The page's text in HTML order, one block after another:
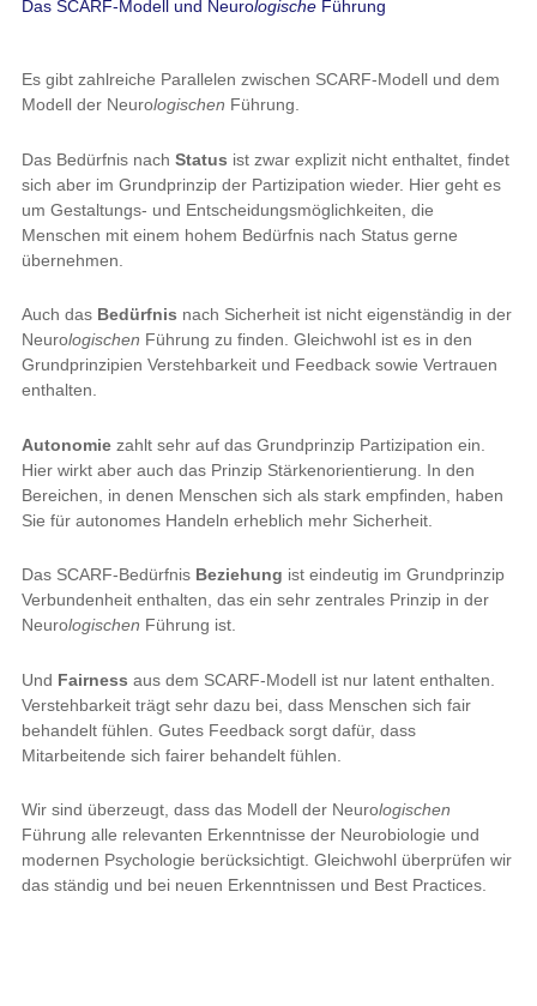
Das SCARF-Modell und NeurologischeFührung
Es gibt zahlreiche Parallelen zwischen SCARF-Modell und dem
Modell der Neurologischen Führung.
Das Bedürfnis nach Status ist zwar explizit nicht enthaltet, findet
sich aber im Grundprinzip der Partizipation wieder. Hier geht es
um Gestaltungs- und Entscheidungsmöglichkeiten, die
Menschen mit einem hohem Bedürfnis nach Status gerne
übernehmen.
Auch das Bedürfnis nach Sicherheit ist nicht eigenständig in der
Neurologischen Führung zu finden. Gleichwohl ist es in den
Grundprinzipien Verstehbarkeit und Feedback sowie Vertrauen
enthalten.
Autonomiezahlt sehr auf das Grundprinzip Partizipation ein.
Hier wirkt aber auch das Prinzip Stärkenorientierung. In den
Bereichen, in denen Menschen sich als stark empfinden, haben
Sie für autonomes Handeln erheblich mehr Sicherheit.
Das SCARF-Bedürfnis Beziehung ist eindeutig im Grundprinzip
Verbundenheit enthalten, das ein sehr zentrales Prinzip in der
Neurologischen Führung ist.
Und Fairness aus dem SCARF-Modell ist nur latent enthalten.
Verstehbarkeit trägt sehr dazu bei, dass Menschen sich fair
behandelt fühlen. Gutes Feedback sorgt dafür, dass
Mitarbeitende sich fairer behandelt fühlen.
Wir sind überzeugt, dass das Modell der Neurologischen
Führung alle relevanten Erkenntnisse der Neurobiologie und
modernen Psychologie berücksichtigt. Gleichwohl überprüfen wir
das ständig und bei neuen Erkenntnissen und Best Practices.